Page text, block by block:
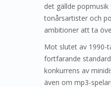
det gällde popmusik
tonårsartister och
ambitioner att ta
Mot slutet av 1990-
fortfarande
konkurrens av
även om mp3-